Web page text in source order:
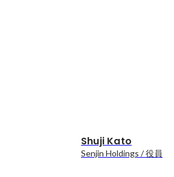
Shuji Kato
Senjin Holdings / 役員